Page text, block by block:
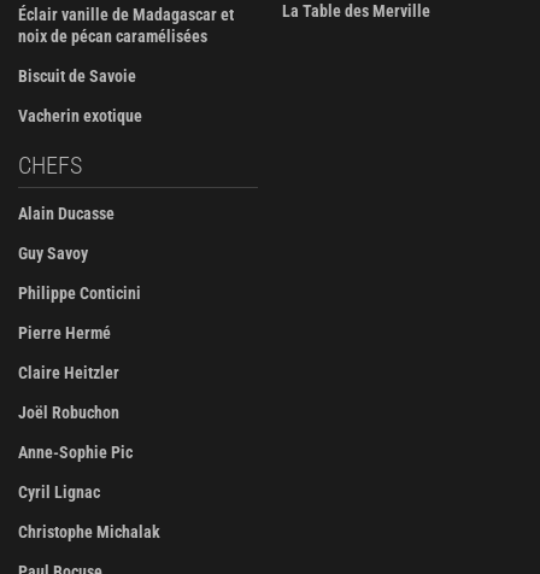
Éclair vanille de Madagascar et
noix de pécan caramélisées
Biscuit de Savoie
Vacherin exotique
La Table des Merville
CHEFS
Alain Ducasse
Guy Savoy
Philippe Conticini
Pierre Hermé
Claire Heitzler
Joël Robuchon
Anne-Sophie Pic
Cyril Lignac
Christophe Michalak